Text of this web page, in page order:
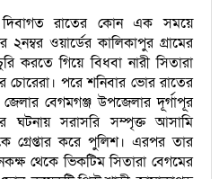
দিবাগত রাতের কোন এক সময়ে
ওয়ার্ডের কালিকাপুর গ্রামের
করতে গিয়ে বিধবা নারী সিতারা
পরে শনিবার ভোর রাতের
বেগমগঞ্জ উপজেলার দূর্গাপূর
ঘটনায় সরাসরি সম্পৃক্ত আসামি
করে পুলিশ। এরপর তার
থেকে ভিকটিম সিতারা বেগমের